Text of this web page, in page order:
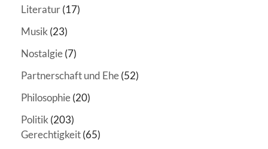
Literatur(17)
Musik (23)
Nostalgie(7)
Partnerschaft und Ehe(52)
Philosophie(20)
Politik (203)
Gerechtigkeit(65)